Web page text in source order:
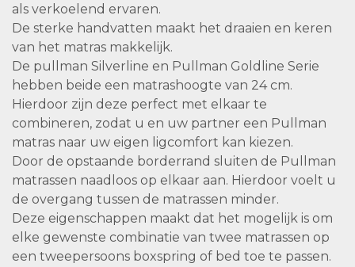
als verkoelend ervaren.
De sterke handvatten maakt het draaien en keren
van het matras makkelijk.
De pullman Silverline en Pullman Goldline Serie
hebben beide een matrashoogte van 24 cm.
Hierdoor zijn deze perfect met elkaar te
combineren, zodat u en uw partner een Pullman
matras naar uw eigen ligcomfort kan kiezen.
Door de opstaande borderrand sluiten de Pullman
matrassen naadloos op elkaar aan. Hierdoor voelt u
de overgang tussen de matrassen minder.
Deze eigenschappen maakt dat het mogelijk is om
elke gewenste combinatie van twee matrassen op
een tweepersoons boxspring of bed toe te passen.